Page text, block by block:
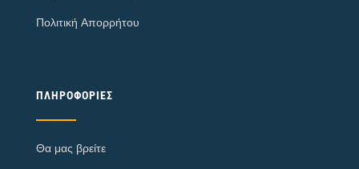
Πολιτική Απορρήτου
ΠΛΗΡΟΦΟΡΊΕΣ
Θα μας βρείτε